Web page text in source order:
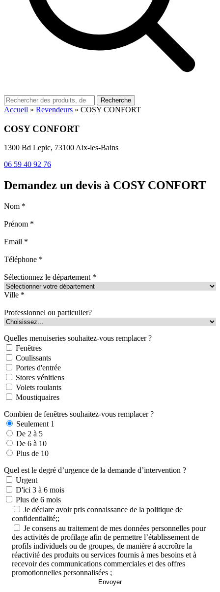
Recherche
Accueil » Revendeurs » COSY CONFORT
COSY CONFORT
1300 Bd Lepic, 73100 Aix-les-Bains
06 59 40 92 76
Demandez un devis à COSY CONFORT
Nom *
Prénom *
Email *
Téléphone *
Sélectionnez le département *
Ville *
Professionnel ou particulier?
Quelles menuiseries souhaitez-vous remplacer ?
Fenêtres
Coulissants
Portes d'entrée
Stores vénitiens
Volets roulants
Moustiquaires
Combien de fenêtres souhaitez-vous remplacer ?
Seulement 1
De 2 à 5
De 6 à 10
Plus de 10
Quel est le degré d’urgence de la demande d’intervention ?
Urgent
D'ici 3 à 6 mois
Plus de 6 mois
Je déclare avoir pris connaissance de la politique de
confidentialité;;
Je consens au traitement de mes données personnelles pour
des activités de profilage afin de permettre l’établissement de
profils individuels ou de groupes, de manière à accroître la
réactivité des produits ou services fournis à mes besoins et à
recevoir des communications commerciales et des offres
promotionnelles personnalisées ;